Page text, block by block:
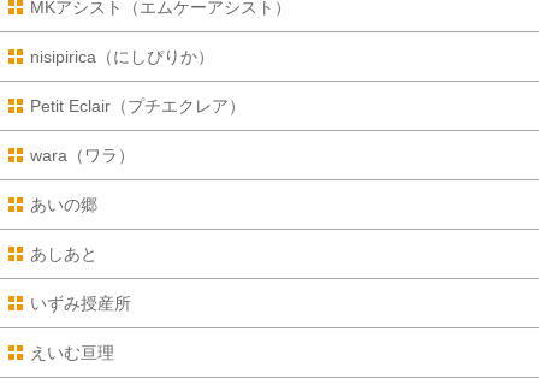
MKアシスト（エムケーアシスト）
nisipirica（にしぴりか）
Petit Eclair（プチエクレア）
wara（ワラ）
あいの郷
あしあと
いずみ授産所
えいむ亘理